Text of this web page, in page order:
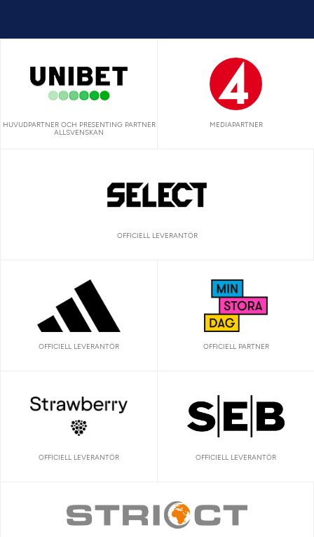
HUVUDPARTNER OCH PRESENTING PARTNER
ALLSVENSKAN
MEDIAPARTNER
OFFICIELL LEVERANTÖR
OFFICIELL LEVERANTÖR OFFICIELL PARTNER
OFFICIELL LEVERANTÖR OFFICIELL LEVERANTÖR